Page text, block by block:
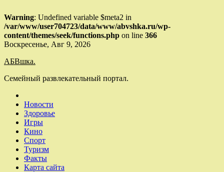
Warning: Undefined variable $meta2 in
/var/www/user704723/data/www/abvshka.ru/wp-
content/themes/seek/functions.php on line 366
Skip
content
Воскресенье, Авг 9, 2026
АБВшка.
Семейный развлекательный портал.
Новости
Здоровье
Игры
Кино
Спорт
Туризм
Факты
Карта сайта